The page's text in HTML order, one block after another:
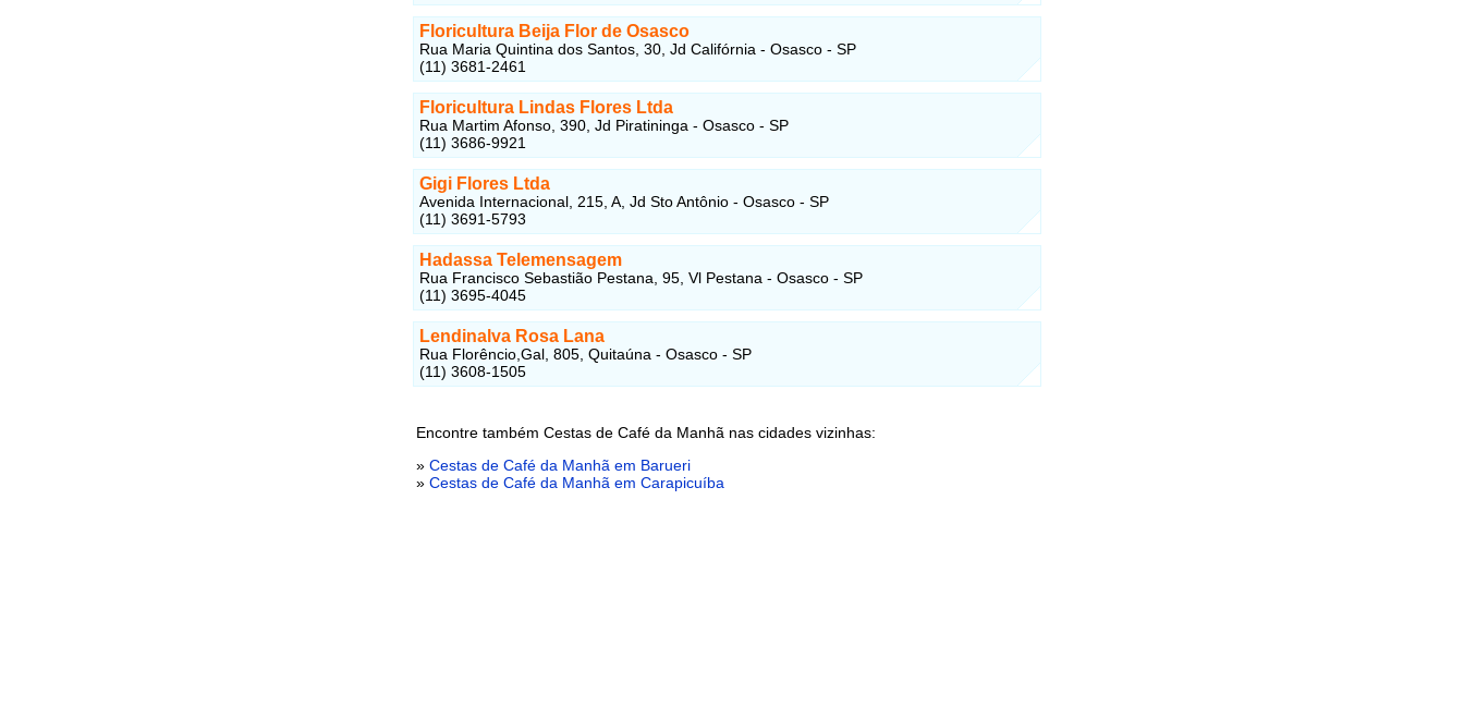
Floricultura Beija Flor de Osasco
Rua Maria Quintina dos Santos, 30, Jd Califórnia - Osasco - SP
(11) 3681-2461
Floricultura Lindas Flores Ltda
Rua Martim Afonso, 390, Jd Piratininga - Osasco - SP
(11) 3686-9921
Gigi Flores Ltda
Avenida Internacional, 215, A, Jd Sto Antônio - Osasco - SP
(11) 3691-5793
Hadassa Telemensagem
Rua Francisco Sebastião Pestana, 95, Vl Pestana - Osasco - SP
(11) 3695-4045
Lendinalva Rosa Lana
Rua Florêncio,Gal, 805, Quitaúna - Osasco - SP
(11) 3608-1505
Encontre também Cestas de Café da Manhã nas cidades vizinhas:
» Cestas de Café da Manhã em Barueri
» Cestas de Café da Manhã em Carapicuíba